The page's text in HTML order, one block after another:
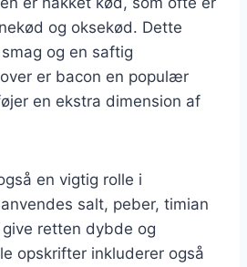
og oksekød. Dette
og en saftig
er bacon en populær
en ekstra dimension af
en vigtig rolle i
salt, peber, timian
retten dybde og
opskrifter inkluderer også